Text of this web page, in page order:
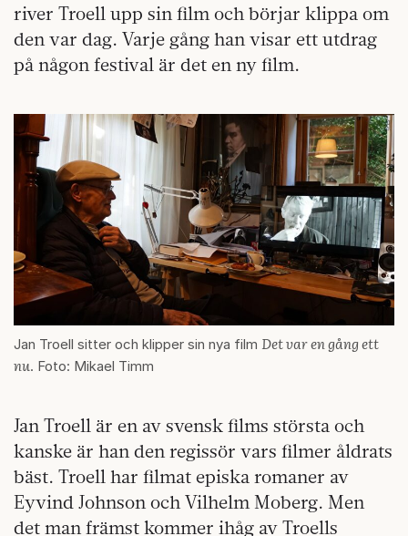
river Troell upp sin film och börjar klippa om
den var dag. Varje gång han visar ett utdrag
på någon festival är det en ny film.
Jan Troell sitter och klipper sin nya film Det var en gång ett
nu. Foto: Mikael Timm
Jan Troell är en av svensk films största och
kanske är han den regissör vars filmer åldrats
bäst. Troell har filmat episka romaner av
Eyvind Johnson och Vilhelm Moberg. Men
det man främst kommer ihåg av Troells